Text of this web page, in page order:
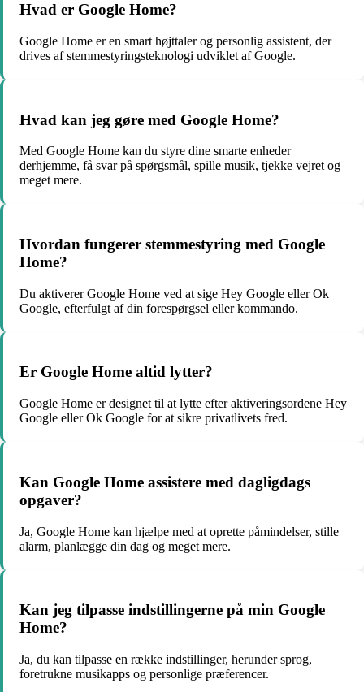
Hvad er Google Home?
Google Home er en smart højttaler og personlig assistent, der
drives af stemmestyringsteknologi udviklet af Google.
Hvad kan jeg gøre med Google Home?
Med Google Home kan du styre dine smarte enheder
derhjemme, få svar på spørgsmål, spille musik, tjekke vejret og
meget mere.
Hvordan fungerer stemmestyring med Google
Home?
Du aktiverer Google Home ved at sige Hey Google eller Ok
Google, efterfulgt af din forespørgsel eller kommando.
Er Google Home altid lytter?
Google Home er designet til at lytte efter aktiveringsordene Hey
Google eller Ok Google for at sikre privatlivets fred.
Kan Google Home assistere med dagligdags
opgaver?
Ja, Google Home kan hjælpe med at oprette påmindelser, stille
alarm, planlægge din dag og meget mere.
Kan jeg tilpasse indstillingerne på min Google
Home?
Ja, du kan tilpasse en række indstillinger, herunder sprog,
foretrukne musikapps og personlige præferencer.